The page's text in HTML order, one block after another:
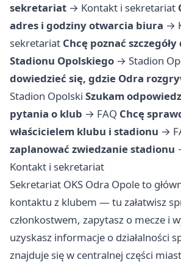
sekretariat → Kontakt i sekretariat
adres i godziny otwarcia biura →
sekretariat Chcę poznać
Stadionu Opolskiego → Stadion
dowiedzieć się, gdzie Odra
Stadion Opolski Szukam
pytania o klub → FAQ Chcę
właścicielem klubu i stadionu →
zaplanować zwiedzanie stadionu
Kontakt i sekretariat
Sekretariat OKS Odra Opole to
kontaktu z klubem — tu załatwisz
członkostwem, zapytasz o mecze i
uzyskasz informacje o działalności
znajduje się w centralnej części